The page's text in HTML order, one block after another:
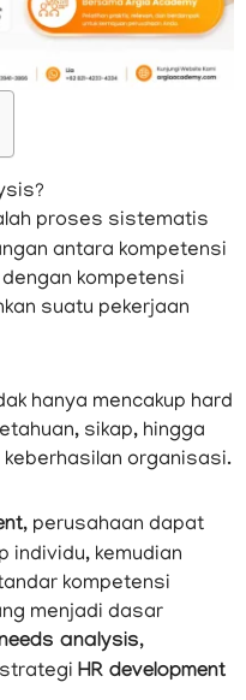
proses sistematis
antara kompetensi
kompetensi
suatu pekerjaan
hanya mencakup hard
sikap, hingga
keberhasilan organisasi.
, perusahaan dapat
individu, kemudian
kompetensi
menjadi dasar
analysis,
HR development